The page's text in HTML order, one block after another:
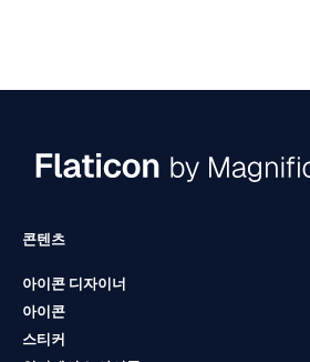
콘텐츠
아이콘 디자이너
아이콘
스티커